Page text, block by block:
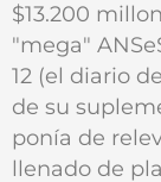
$13.200
"mega"
12 (el diario
de su
ponía de
llenado de